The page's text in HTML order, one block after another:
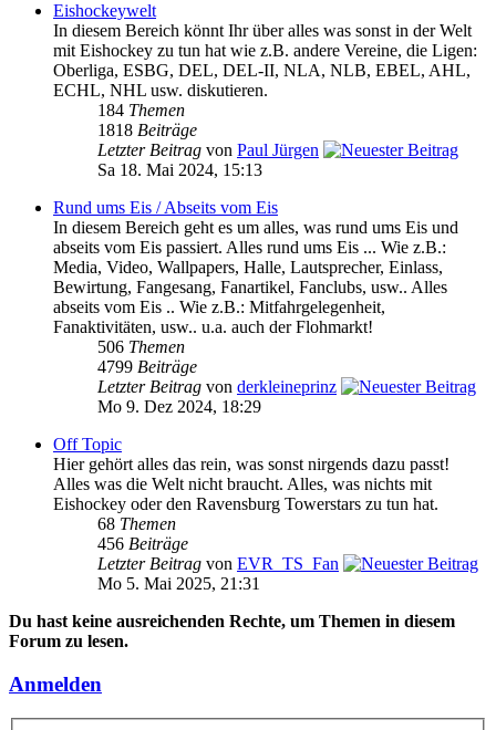
Eishockeywelt
In diesem Bereich könnt Ihr über alles was sonst in der Welt
mit Eishockey zu tun hat wie z.B. andere Vereine, die Ligen:
Oberliga, ESBG, DEL, DEL-II, NLA, NLB, EBEL, AHL,
ECHL, NHL usw. diskutieren.
184 Themen
1818 Beiträge
Letzter Beitrag von Paul Jürgen
Sa 18. Mai 2024, 15:13
Rund ums Eis / Abseits vom Eis
In diesem Bereich geht es um alles, was rund ums Eis und
abseits vom Eis passiert. Alles rund ums Eis ... Wie z.B.:
Media, Video, Wallpapers, Halle, Lautsprecher, Einlass,
Bewirtung, Fangesang, Fanartikel, Fanclubs, usw.. Alles
abseits vom Eis .. Wie z.B.: Mitfahrgelegenheit,
Fanaktivitäten, usw.. u.a. auch der Flohmarkt!
506 Themen
4799 Beiträge
Letzter Beitrag von derkleineprinz
Mo 9. Dez 2024, 18:29
Off Topic
Hier gehört alles das rein, was sonst nirgends dazu passt!
Alles was die Welt nicht braucht. Alles, was nichts mit
Eishockey oder den Ravensburg Towerstars zu tun hat.
68 Themen
456 Beiträge
Letzter Beitrag von EVR_TS_Fan
Mo 5. Mai 2025, 21:31
Du hast keine ausreichenden Rechte, um Themen in diesem
Forum zu lesen.
Anmelden